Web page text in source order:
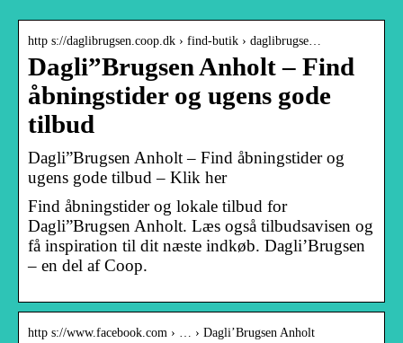
http s://daglibrugsen.coop.dk › find-butik › daglibrugse…
Dagli”Brugsen Anholt – Find
åbningstider og ugens gode
tilbud
Dagli”Brugsen Anholt – Find åbningstider og
ugens gode tilbud – Klik her
Find åbningstider og lokale tilbud for
Dagli”Brugsen Anholt. Læs også tilbudsavisen og
få inspiration til dit næste indkøb. Dagli’Brugsen
– en del af Coop.
http s://www.facebook.com › … › Dagli’Brugsen Anholt